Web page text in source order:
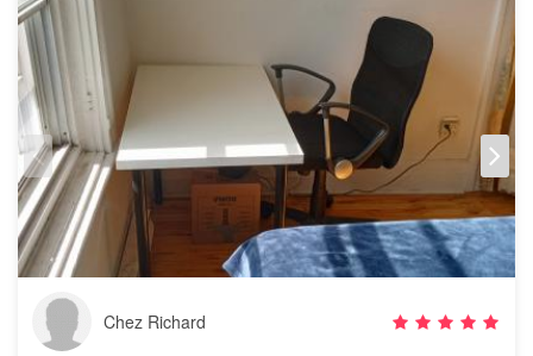
Chez Richard